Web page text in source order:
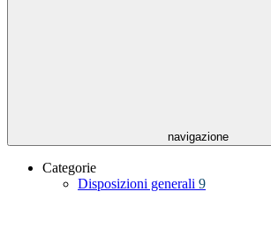
navigazione
Categorie
Disposizioni generali 9